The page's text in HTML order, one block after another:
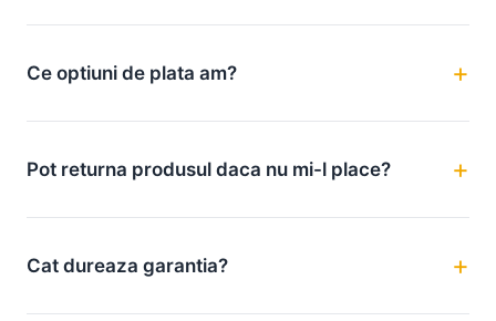
Ce optiuni de plata am?
Pot returna produsul daca nu mi-l place?
Cat dureaza garantia?